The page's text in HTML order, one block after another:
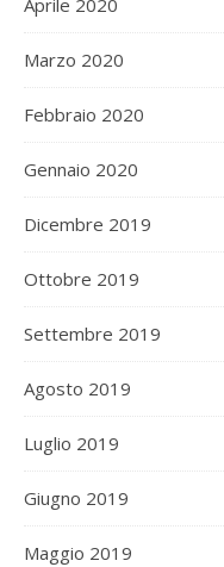
Aprile 2020
Marzo 2020
Febbraio 2020
Gennaio 2020
Dicembre 2019
Ottobre 2019
Settembre 2019
Agosto 2019
Luglio 2019
Giugno 2019
Maggio 2019